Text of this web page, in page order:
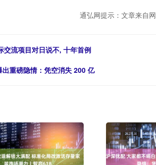
通弘网提示：文章来自
交流项目对日说不, 十年首例
重磅隐情：凭空消失 200 亿